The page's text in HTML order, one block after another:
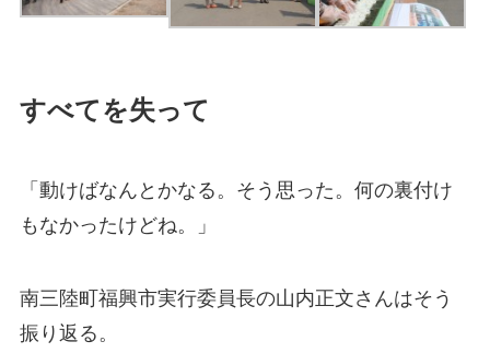
すべてを失って
「動けばなんとかなる。そう思った。何の裏付け
もなかったけどね。」
南三陸町福興市実行委員長の山内正文さんはそう
振り返る。